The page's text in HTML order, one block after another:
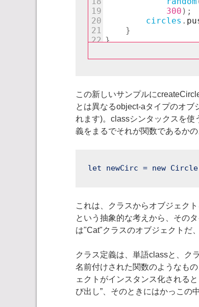
この新しいサンプルに
とは異なるobject-aタイプのオブ
れます)。classシンタックスを
義をまるでそれが関数であるかの
let newCirc = new
これは、クラスからオブジェク
という抽象的な考えから、その
は"Cat"クラスのオブジェクトだ
クラス定義は、単語classと、ク
名前付けされた関数のようなも
ェクトがインスタンス化される
び出し”、そのときにはかっこの